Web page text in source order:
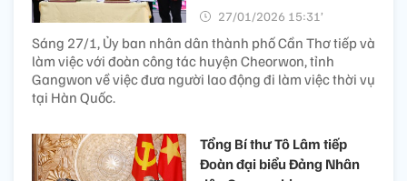
27/01/2026 15:31’
Sáng 27/1, Ủy ban nhân dân thành phố Cần Thơ tiếp và
làm việc với đoàn công tác huyện Cheorwon, tỉnh
Gangwon về việc đưa người lao động đi làm việc thời vụ
tại Hàn Quốc.
Tổng Bí thư Tô Lâm tiếp
Đoàn đại biểu Đảng Nhân